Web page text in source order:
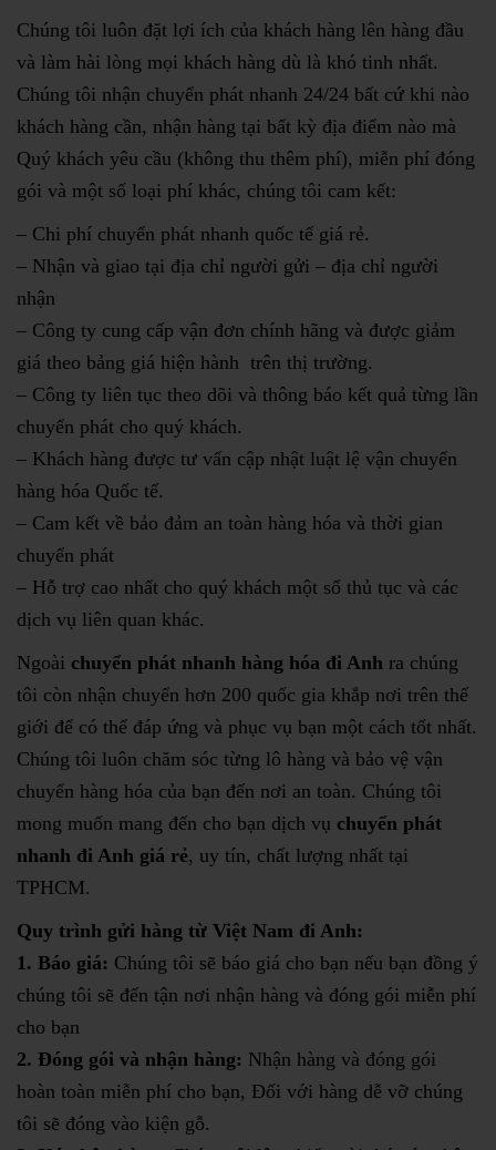
Chúng tôi luôn đặt lợi ích của khách hàng lên hàng đầu
và làm hài lòng mọi khách hàng dù là khó tinh nhất.
Chúng tôi nhận chuyển phát nhanh 24/24 bất cứ khi nào
khách hàng cần, nhận hàng tại bất kỳ địa điểm nào mà
Quý khách yêu cầu (không thu thêm phí), miễn phí đóng
gói và một số loại phí khác, chúng tôi cam kết:
– Chi phí chuyển phát nhanh quốc tế giá rẻ.
– Nhận và giao tại địa chỉ người gửi – địa chỉ người
nhận
– Công ty cung cấp vận đơn chính hãng và được giảm
giá theo bảng giá hiện hành trên thị trường.
– Công ty liên tục theo dõi và thông báo kết quả từng lần
chuyển phát cho quý khách.
– Khách hàng được tư vấn cập nhật luật lệ vận chuyển
hàng hóa Quốc tế.
– Cam kết về bảo đảm an toàn hàng hóa và thời gian
chuyển phát
– Hỗ trợ cao nhất cho quý khách một số thủ tục và các
dịch vụ liên quan khác.
Ngoài chuyển phát nhanh hàng hóa đi Anh ra chúng
tôi còn nhận chuyển hơn 200 quốc gia khắp nơi trên thế
giới để có thể đáp ứng và phục vụ bạn một cách tốt nhất.
Chúng tôi luôn chăm sóc từng lô hàng và bảo vệ vận
chuyển hàng hóa của bạn đến nơi an toàn. Chúng tôi
mong muốn mang đến cho bạn dịch vụ chuyển phát
nhanh đi Anh giá rẻ, uy tín, chất lượng nhất tại
TPHCM.
Quy trình gửi hàng từ Việt Nam đi Anh:
1. Báo giá: Chúng tôi sẽ báo giá cho bạn nếu bạn đồng ý
chúng tôi sẽ đến tận nơi nhận hàng và đóng gói miễn phí
cho bạn
2. Đóng gói và nhận hàng: Nhận hàng và đóng gói
hoàn toàn miễn phí cho bạn, Đối với hàng dễ vỡ chúng
tôi sẽ đóng vào kiện gỗ.